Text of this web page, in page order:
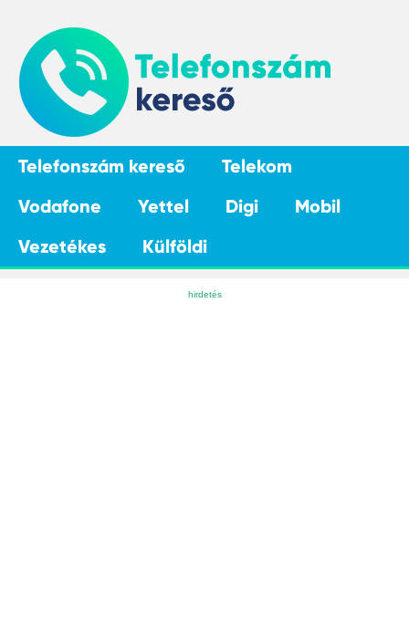
Telefonszám kereső
Telekom
Vodafone
Yettel Digi
Mobil
Vezetékes
Külföldi